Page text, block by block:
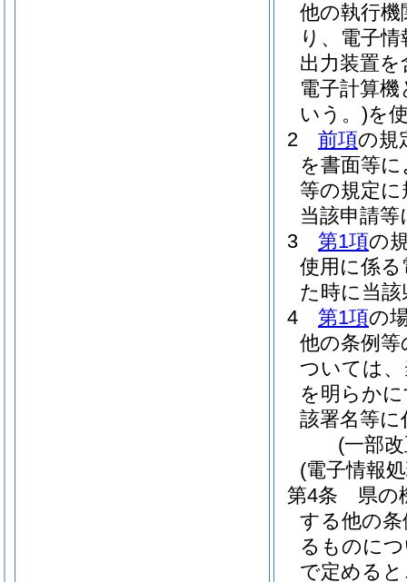
他の執行
り、電子
出力装置
電子計算
いう。)を
2
前項の規
を書面等
等の規定
当該申請
3
第1項の
使用に係
た時に当
4
第1項の
他の条例
ついては
を明らか
該署名等
(一部
(電子情報
第4条
県の
する他の
るものに
で定める